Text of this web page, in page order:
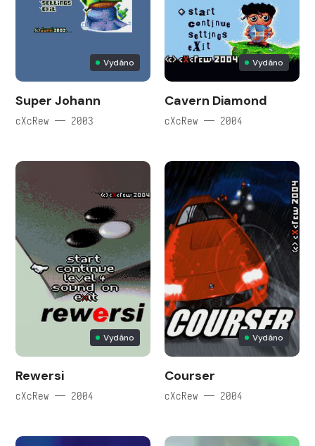
Vydáno
Super Johann
cXcRew — 2003
Vydáno
Cavern Diamond
cXcRew — 2004
Vydáno
Rewersi
cXcRew — 2004
Vydáno
Courser
cXcRew — 2004